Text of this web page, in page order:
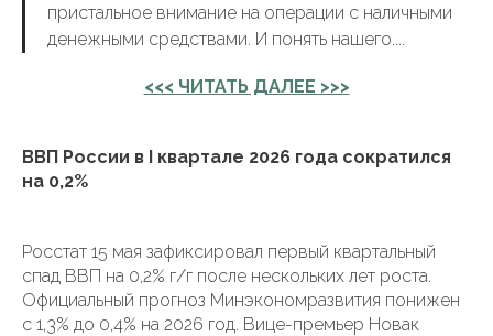
пристальное внимание на операции с наличными
денежными средствами. И понять нашего....
<<< ЧИТАТЬ ДАЛЕЕ >>>
ВВП России в I квартале 2026 года сократился
на 0,2%
Росстат 15 мая зафиксировал первый квартальный
спад ВВП на 0,2% г/г после нескольких лет роста.
Официальный прогноз Минэкономразвития понижен
с 1,3% до 0,4% на 2026 год. Вице-премьер Новак